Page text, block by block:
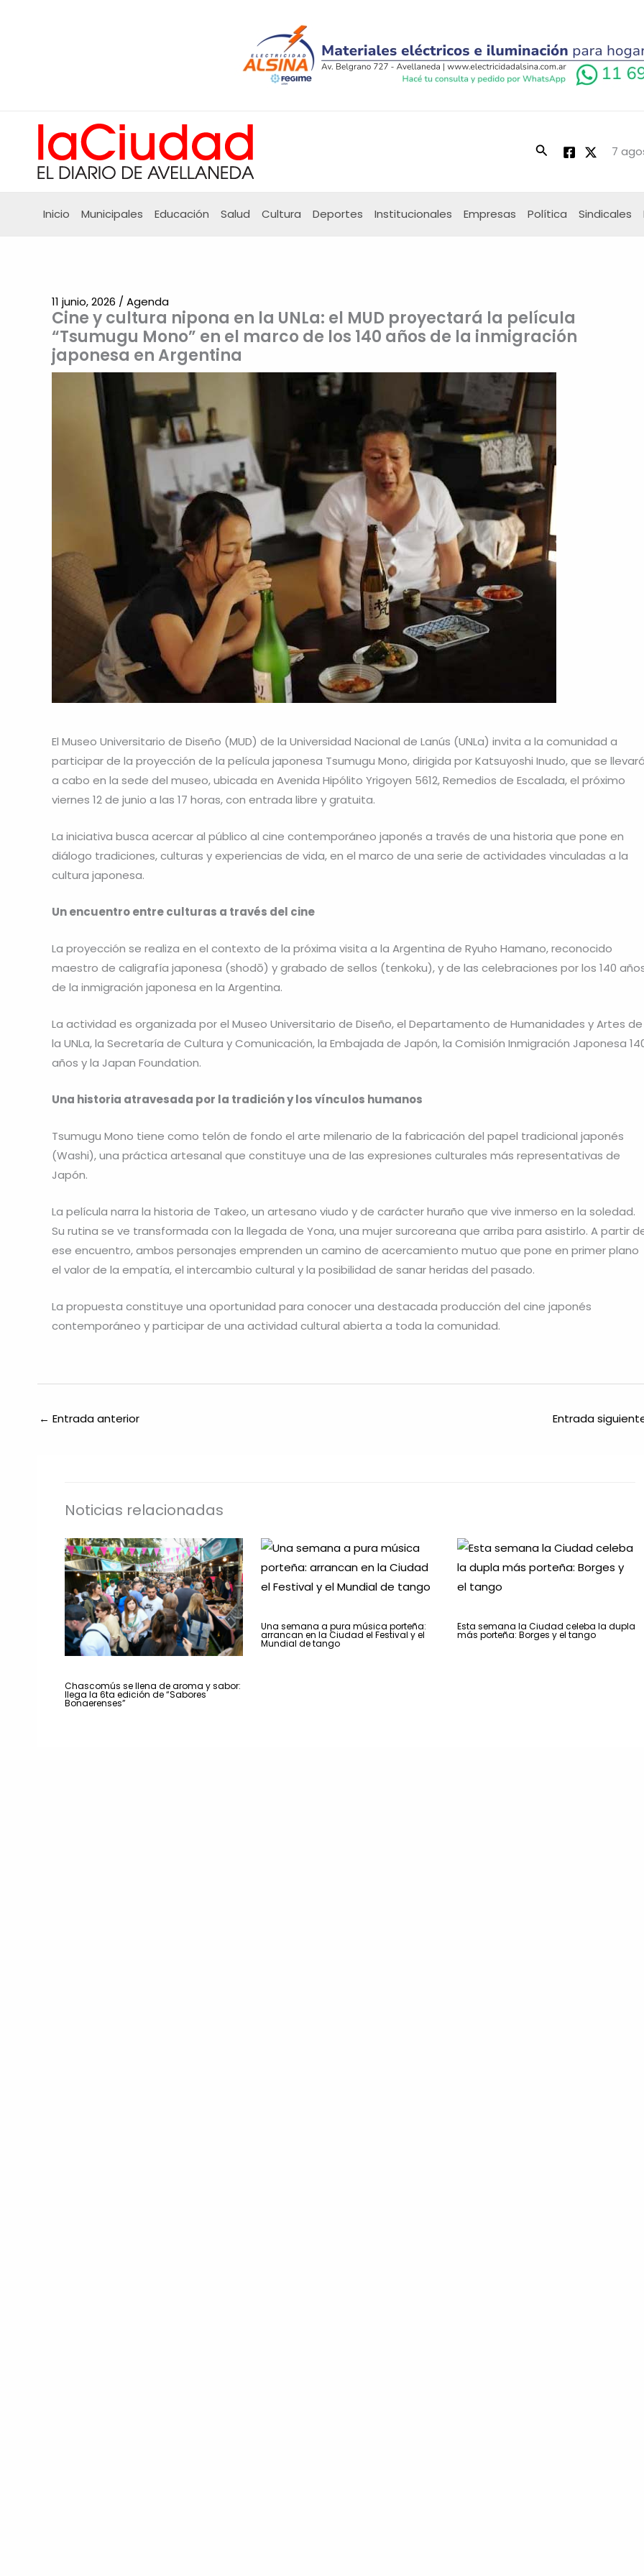
Buscar 7
Inicio Municipales Educación Salud Cultura Deportes Institucionales Empresas Política Sindicales
Cine y cultura nipona en la UNLa: el MUD proyectará la película
“Tsumugu Mono” en el marco de los 140 años de la inmigración
japonesa en Argentina
11 junio, 2026 / Agenda
El Museo Universitario de Diseño (MUD) de la Universidad Nacional de Lanús (UNLa) invita a la comunidad a
participar de la proyección de la película japonesa Tsumugu Mono, dirigida por Katsuyoshi Inudo, que se
a cabo en la sede del museo, ubicada en Avenida Hipólito Yrigoyen 5612, Remedios de Escalada, el próximo
viernes 12 de junio a las 17 horas, con entrada libre y gratuita.
La iniciativa busca acercar al público al cine contemporáneo japonés a través de una historia que pone en
diálogo tradiciones, culturas y experiencias de vida, en el marco de una serie de actividades vinculadas a la
cultura japonesa.
Un encuentro entre culturas a través del cine
La proyección se realiza en el contexto de la próxima visita a la Argentina de Ryuho Hamano, reconocido
maestro de caligrafía japonesa (shodō) y grabado de sellos (tenkoku), y de las celebraciones por los 140
de la inmigración japonesa en la Argentina.
La actividad es organizada por el Museo Universitario de Diseño, el Departamento de Humanidades y Artes de
la UNLa, la Secretaría de Cultura y Comunicación, la Embajada de Japón, la Comisión Inmigración Japonesa
años y la Japan Foundation.
Una historia atravesada por la tradición y los vínculos humanos
Tsumugu Mono tiene como telón de fondo el arte milenario de la fabricación del papel tradicional japonés
(Washi), una práctica artesanal que constituye una de las expresiones culturales más representativas de
Japón.
La película narra la historia de Takeo, un artesano viudo y de carácter huraño que vive inmerso en la soledad.
Su rutina se ve transformada con la llegada de Yona, una mujer surcoreana que arriba para asistirlo. A partir
ese encuentro, ambos personajes emprenden un camino de acercamiento mutuo que pone en primer plano
el valor de la empatía, el intercambio cultural y la posibilidad de sanar heridas del pasado.
La propuesta constituye una oportunidad para conocer una destacada producción del cine japonés
contemporáneo y participar de una actividad cultural abierta a toda la comunidad.
← Entrada anterior Entrada
Noticias relacionadas
Chascomús se llena de aroma y sabor:
llega la 6ta edición de “Sabores
Bonaerenses”
Una semana a pura música porteña:
arrancan en la Ciudad el Festival y el
Mundial de tango
Esta semana la Ciudad celeba la dupla
más porteña: Borges y el tango